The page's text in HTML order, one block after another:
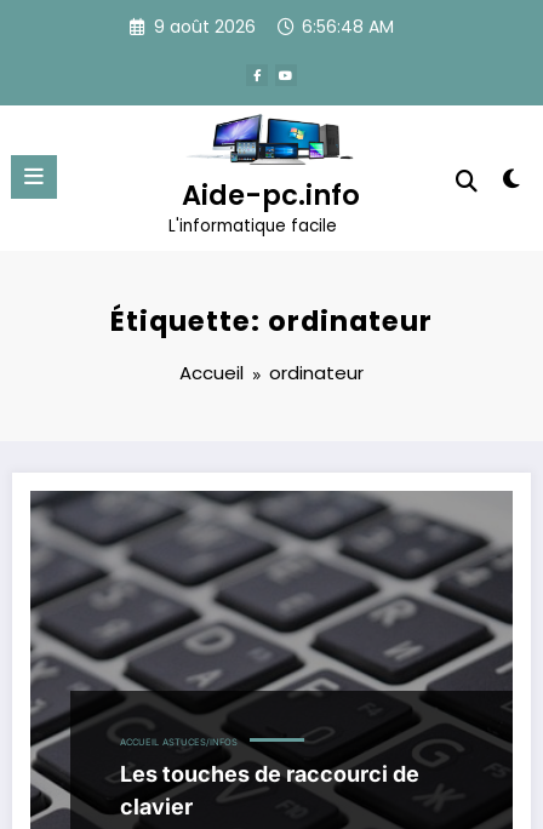
9 août 2026 6:56:48 AM
Aide-pc.info
L'informatique facile
Étiquette: ordinateur
Accueil ordinateur
ACCUEIL ASTUCES/INFOS
Les touches de raccourci de
clavier